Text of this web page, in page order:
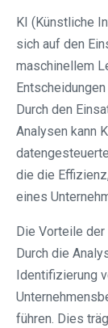
KI (Künstliche
sich auf den
maschinellem
Durch den
Analysen kann
die die
eines
Die Vorteile
Durch die
Identifizierung
führen. Dies